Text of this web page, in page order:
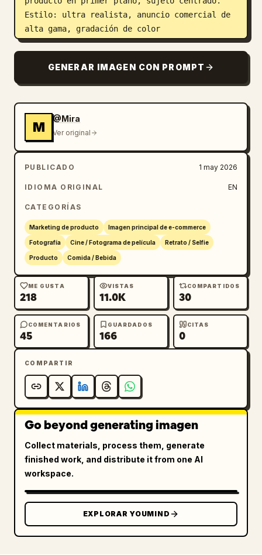
Estilo: ultra realista, anuncio comercial de
alta gama, gradación de color
cinematográfica, 8K, enfoque nítido, acabado
GENERAR IMAGEN CON PROMPT
M
@Mira
Ver original
PUBLICADO 1 may 2026
IDIOMA ORIGINAL EN
CATEGORÍAS
Marketing de producto Imagen principal de e-commerce
Fotografía Cine / Fotograma de película Retrato / Selfie
Producto Comida / Bebida
ME GUSTA
218
VISTAS
11.0K
COMPARTIDOS
30
COMENTARIOS
45
GUARDADOS
166
CITAS
0
COMPARTIR
Go beyond generating imagen
Collect materials, process them, generate
finished work, and distribute it from one AI
workspace.
EXPLORAR YOUMIND